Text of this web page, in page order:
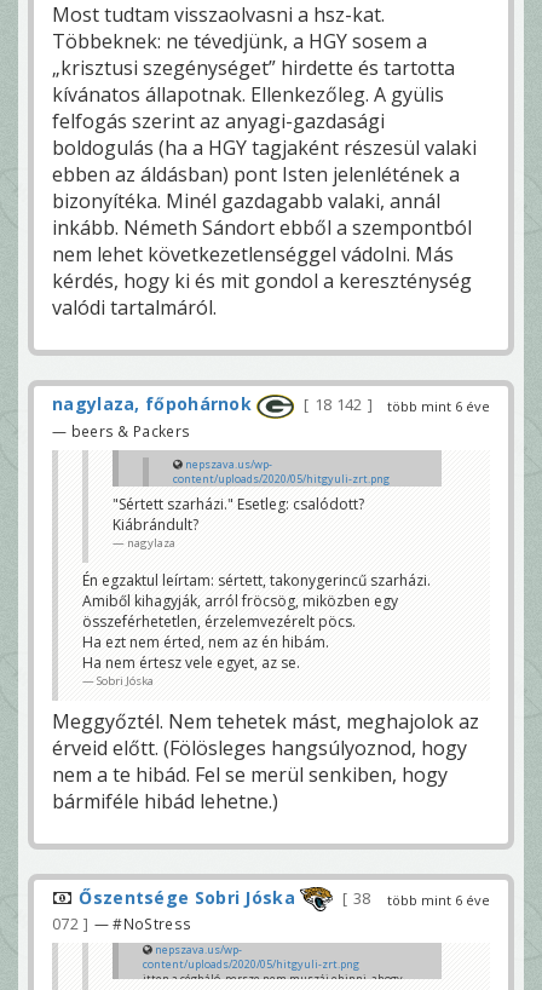
Most tudtam visszaolvasni a hsz-kat.
Többeknek: ne tévedjünk, a HGY sosem a
„krisztusi szegénységet” hirdette és tartotta
kívánatos állapotnak. Ellenkezőleg. A gyülis
felfogás szerint az anyagi-gazdasági
boldogulás (ha a HGY tagjaként részesül valaki
ebben az áldásban) pont Isten jelenlétének a
bizonyítéka. Minél gazdagabb valaki, annál
inkább. Németh Sándort ebből a szempontból
nem lehet következetlenséggel vádolni. Más
kérdés, hogy ki és mit gondol a kereszténység
valódi tartalmáról.
több mint 6 éve
nagylaza, főpohárnok 18 142
— beers & Packers
nepszava.us/wp-
content/uploads/2020/05/hitgyuli-zrt.png
ehinni, ahogy gujásmarci se baszta tele a
tényfeltáró reportját cégadatokkal, azt
De ezek a cégek hol vannak a linkelt e-cégjegyzékes
céginfókban?
Kopizd már ide az e-cégjegyzékből. Egyszerűbb
lenne, nem?
Tudod, ilyen a hit.
Marci sosem baszott át még ha más is a
világnézetünk, Bartus meg egy sértett szarházi, aki
érzelemvezérelten fröcsög évek óta.
"Sértett szarházi." Esetleg: csalódott?
Kiábrándult?
nagylaza
Én egzaktul leírtam: sértett, takonygerincű szarházi.
Amiből kihagyják, arról fröcsög, miközben egy
összeférhetetlen, érzelemvezérelt pöcs.
Ha ezt nem érted, nem az én hibám.
Ha nem értesz vele egyet, az se.
Sobri Jóska
Meggyőztél. Nem tehetek mást, meghajolok az
érveid előtt. (Fölösleges hangsúlyoznod, hogy
nem a te hibád. Fel se merül senkiben, hogy
bármiféle hibád lehetne.)
több mint 6 éve
Őszentsége Sobri Jóska
38
072
— #NoStress
nepszava.us/wp-
content/uploads/2020/05/hitgyuli-zrt.png
itten a cégháló, persze nem muszáj ehinni, ahogy